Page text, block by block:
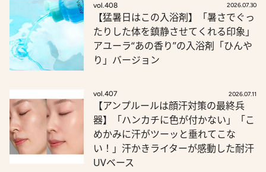
vol.408 2026.07.30
【猛暑日はこの入浴剤】「暑さでぐっ
たりした体を鎮静させてくれる印象」
アユーラ“あの香り”の入浴剤「ひんや
り」バージョン
vol.407 2026.07.11
【アンプルールは顔汗対策の最終兵
器】「ハンカチに色が付かない」「こ
めかみに汗がツーッと垂れてこな
い！」汗かきライターが感動した耐汗
UVベース